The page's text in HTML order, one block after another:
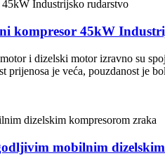
kompresor 45kW
i dizelski motor izravno su
je veća, pouzdanost je
mobilnim